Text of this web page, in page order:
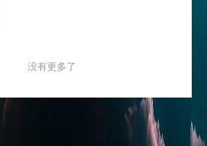
没有更多了